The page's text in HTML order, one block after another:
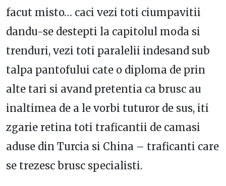
facut misto… caci vezi toti ciumpavitii
dandu-se destepti la capitolul moda si
trenduri, vezi toti paralelii indesand sub
talpa pantofului cate o diploma de prin
alte tari si avand pretentia ca brusc au
inaltimea de a le vorbi tuturor de sus, iti
zgarie retina toti traficantii de camasi
aduse din Turcia si China – traficanti care
se trezesc brusc specialisti.